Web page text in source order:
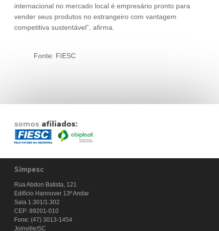
internacional no mercado local é empresário pronto para
vender seus produtos no estrangeiro com vantagem
competitiva sustentável”, afirma.
Fonte: FIESC
somos afiliados:
Simpesc
Rua Abdon Batista, 121
Edifício Hannover 13º Andar
Sala 1.301/1.302
CEP: 89201-010
Fone: (47) 3013-1454
Joinville/SC